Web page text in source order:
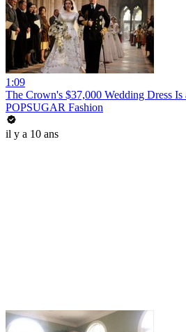
1:09
The Crown's $37,000 Wedding Dress
POPSUGAR Fashion
il y a 10 ans